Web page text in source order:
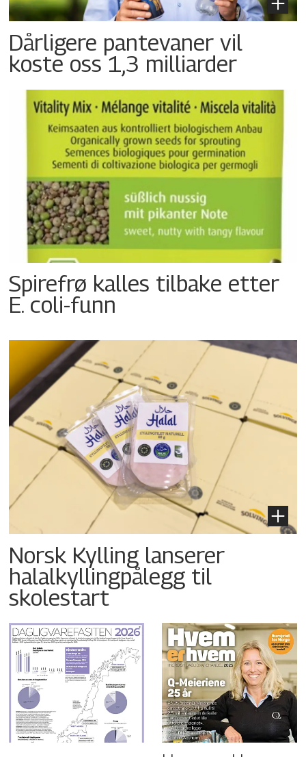
Dårligere pantevaner vil
koste oss 1,3 milliarder
Spirefrø kalles tilbake etter
E. coli-funn
Norsk Kylling lanserer
halalkyllingpålegg til
skolestart